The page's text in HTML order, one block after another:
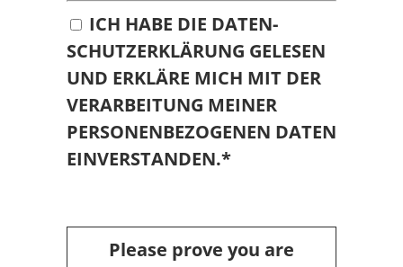
ICH HABE DIE DATEN­
SCHUTZ­ER­KLÄ­RUNG GELESEN
UND ERKLÄRE MICH MIT DER
VERARBEITUNG MEINER
PERSONENBEZOGENEN DATEN
EINVERSTANDEN.*
Please prove you are